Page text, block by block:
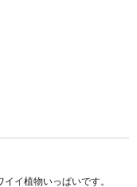
イ植物いっぱいです。